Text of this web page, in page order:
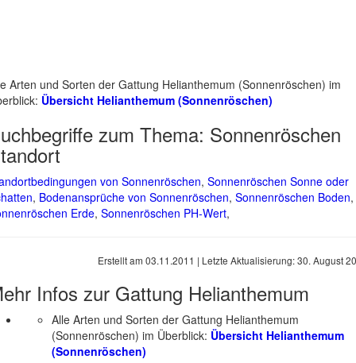
Arten und Sorten der Gattung Helianthemum (Sonnenröschen) im
Übersicht Helianthemum (Sonnenröschen)
zum Thema: Sonnenröschen
von Sonnenröschen, Sonnenröschen Sonne oder
, Bodenansprüche von Sonnenröschen, Sonnenröschen Boden,
Erde, Sonnenröschen PH-Wert,
Erstellt am 03.11.2011 | Letzte Aktualisierung:30. August
Infos zur Gattung Helianthemum
Alle Arten und Sorten der Gattung Helianthemum
(Sonnenröschen) im Überblick: Übersicht Helianthemum
(Sonnenröschen)